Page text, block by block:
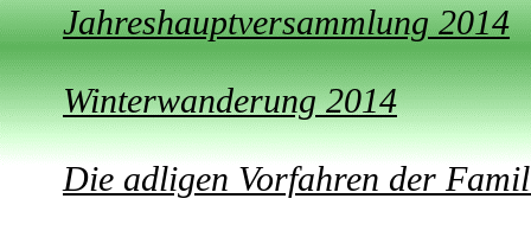
Jahreshauptversammlung 2014
Winterwanderung 2014
Die adligen Vorfahren der